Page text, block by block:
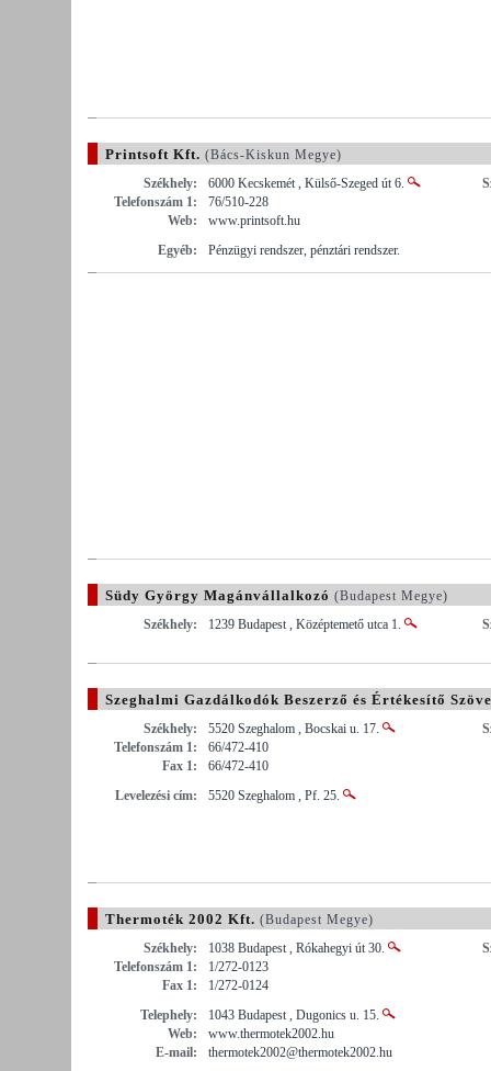
Printsoft Kft. (Bács-Kiskun Megye)
Székhely:
6000 Kecskemét , Külső-Szeged út 6.
Telefonszám 1:
76/510-228
Web:
www.printsoft.hu
Egyéb:
Pénzügyi rendszer, pénztári rendszer.
Südy György Magánvállalkozó (Budapest Megye)
Székhely:
1239 Budapest , Középtemető utca 1.
Szeghalmi Gazdálkodók Beszerző és Értékesítő
Székhely:
5520 Szeghalom , Bocskai u. 17.
Telefonszám 1:
66/472-410
Fax 1:
66/472-410
Levelezési cím:
5520 Szeghalom , Pf. 25.
Thermoték 2002 Kft. (Budapest Megye)
Székhely:
1038 Budapest , Rókahegyi út 30.
Telefonszám 1:
1/272-0123
Fax 1:
1/272-0124
Telephely:
1043 Budapest , Dugonics u. 15.
Web:
www.thermotek2002.hu
E-mail:
thermotek2002@thermotek2002.hu